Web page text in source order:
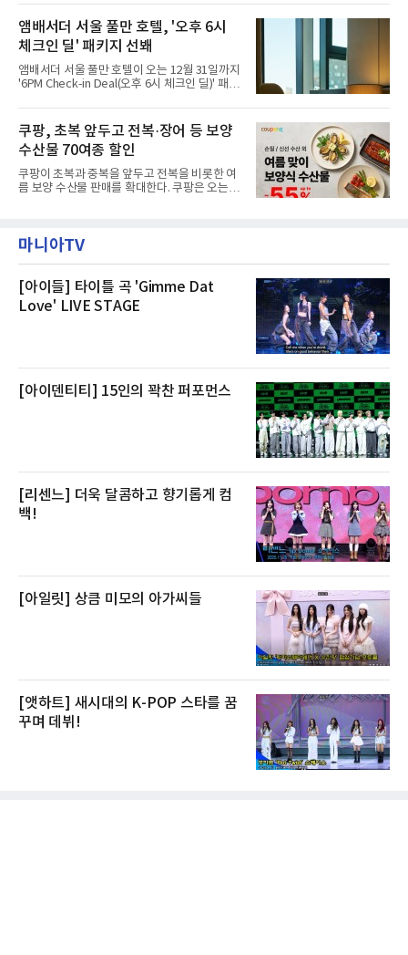
민들의 호응 속에 CFS는 즉시 행동에 나섰다. 지
난 28일 오후 전문 청소업체와
에 대해서는 외부 화재 연기 유입이라고 설명했
고, 2023년 같은 물류센터에서 발생한 화재에
대해서도 쿠팡 입주 전 공사 과정에서 벌어진 일
이라며 선을 그었다.쿠팡은 21일 인천 물류센터
내부에서 불이 타는 냄새가 났다는 의혹과 관련
해 “사실무근”이라는 입장을 밝혔다.회사 측은
“인근에서 지난 15일 다른 회사에서 발생한 대
것으로 확인됐다”고 설명했다.이어 “정확한 화
재 원인은 추후 조사될
앰배서더 서울 풀만 호텔, '오후 6시
체크인 딜' 패키지 선봬
앰배서더 서울 풀만 호텔이 오는 12월 31일까지
'6PM Check-in Deal(오후 6시 체크인 딜)' 패키
으로 여유로운 저녁 시간부터 호텔 스테이를 시
작할 수 있도록 준비됐다.앰배서더 서울 풀만 호
텔 측은 “퇴근 후 또는 주말 도심 속에서 짧지만
온전한 휴식을 원하는 고객들에게 특별한 경험
을 제공한다”고 밝혔다.패키지는 디럭스와 이그
제큐티브 두 가지 타입으로 구성된다. 디럭스 패
키지는 객실 1박(룸 온리)으로 심플한 호캉스를
스 센터 사우나 2인 이용 혜택이 포함된다.특히
클럽 앰배서더 라운지
쿠팡, 초복 앞두고 전복·장어 등 보양
수산물 70여종 할인
쿠팡이 초복과 중복을 앞두고 전복을 비롯한 여
름 보양 수산물 판매를 확대한다. 쿠팡은 오는
우 등이 포함됐다. 쿠팡은 올해 큰 크기의 전복
생산량이 늘어난 점을 반영해 주요 산지 상품을
전복은 산지에서 채취한 뒤 전국으로 직송되는
방식으로 운영된다. 신선도가 중요한 상품인 만
큼 이르면 다음 날 오전 배송이 가능하도록 물류
마니아TV
[아이들] 타이틀 곡 'Gimme Dat
Love' LIVE STAGE
[아이덴티티] 15인의 꽉찬 퍼포먼스
[리센느] 더욱 달콤하고 향기롭게 컴
백!
[아일릿] 상큼 미모의 아가씨들
[앳하트] 새시대의 K-POP 스타를 꿈
꾸며 데뷔!